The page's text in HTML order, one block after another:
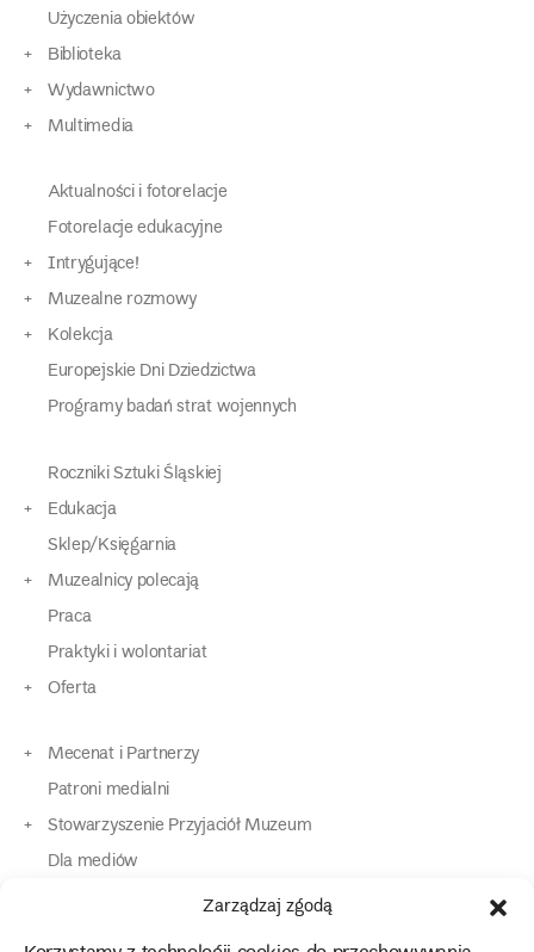
Zarządzaj zgodą
Użyczenia obiektów
Biblioteka
Wydawnictwo
Multimedia
Aktualności i fotorelacje
Fotorelacje edukacyjne
Intrygujące!
Muzealne rozmowy
Kolekcja
Europejskie Dni Dziedzictwa
Programy badań strat wojennych
Roczniki Sztuki Śląskiej
Edukacja
Sklep/Księgarnia
Muzealnicy polecają
Praca
Praktyki i wolontariat
Oferta
Mecenat i Partnerzy
Patroni medialni
Stowarzyszenie Przyjaciół Muzeum
Dla mediów
Dla osób o specjalnych potrzebach